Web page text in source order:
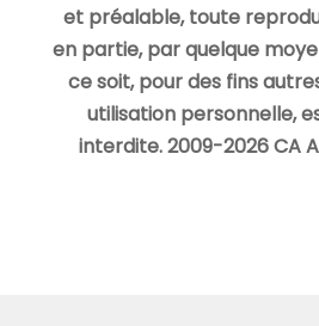
et préalable, toute
en partie, par quelque
ce soit, pour des fins
utilisation personnelle,
interdite. 2009-2026 CA A